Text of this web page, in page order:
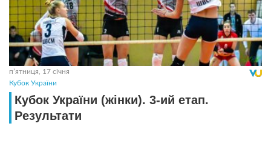
пʼятниця, 17 січня
Кубок України
Кубок України (жінки). 3-ий етап.
Результати